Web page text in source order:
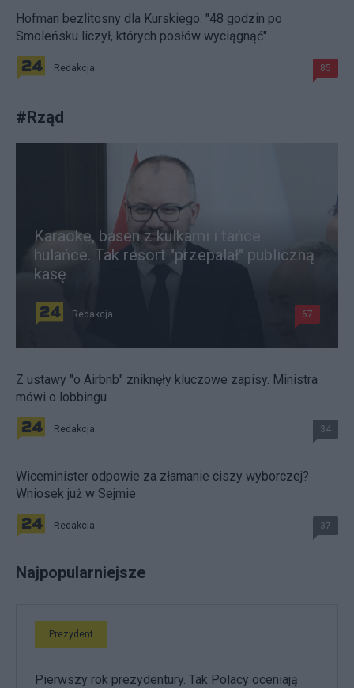
Hofman bezlitosny dla Kurskiego. "48 godzin po
Smoleńsku liczył, których posłów wyciągnąć"
Redakcja 85
#Rząd
Karaoke, basen z kulkami i tańce
hulańce. Tak resort "przepalał" publiczną
kasę
Redakcja 67
Z ustawy "o Airbnb" zniknęły kluczowe zapisy. Ministra
mówi o lobbingu
Redakcja 34
Wiceminister odpowie za złamanie ciszy wyborczej?
Wniosek już w Sejmie
Redakcja 37
Najpopularniejsze
Prezydent
Pierwszy rok prezydentury. Tak Polacy oceniają